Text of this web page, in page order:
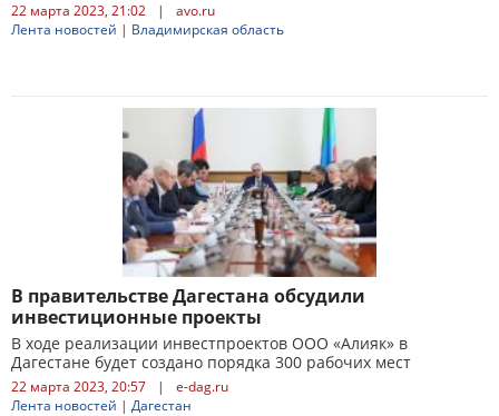
22 марта 2023, 21:02 |
avo.ru
Лента новостей | Владимирская область
В правительстве Дагестана обсудили
инвестиционные проекты
В ходе реализации инвестпроектов ООО «Алияк» в
Дагестане будет создано порядка 300 рабочих мест
22 марта 2023, 20:57 |
e-dag.ru
Лента новостей | Дагестан